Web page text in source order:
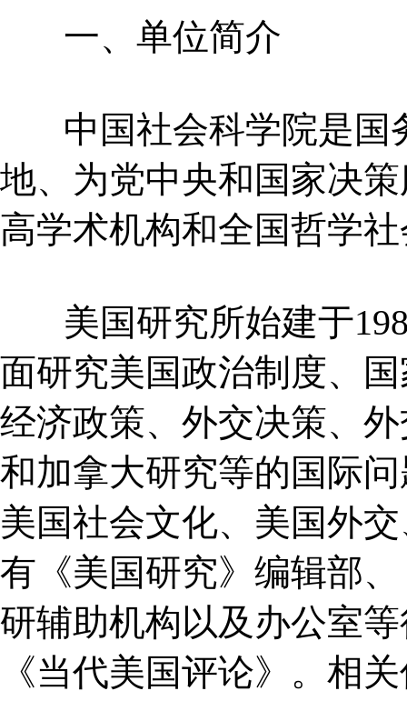
一、单位简介
中国社会科学院是国
地、为党中央和国家决
高学术机构和全国哲学
美国研究所始建于
面研究美国政治制度、
经济政策、外交决策、
和加拿大研究等的国际
美国社会文化、美国外
有《美国研究》编辑部
研辅助机构以及办公室
《当代美国评论》。相